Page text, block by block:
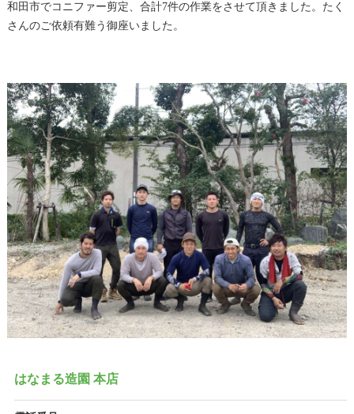
和田市でコニファー剪定、合計7件の作業をさせて頂きました。たく
さんのご依頼有難う御座いました。
はなまる造園 本店